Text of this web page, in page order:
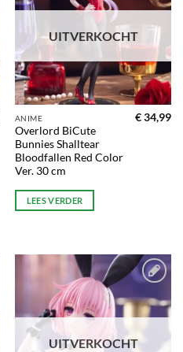
verlanglijst
UITVERKOCHT
ANIME
Overlord BiCute
Bunnies Shalltear
Bloodfallen Red Color
Ver. 30 cm
€34,99
LEES VERDER
aan
verlanglijst
UITVERKOCHT